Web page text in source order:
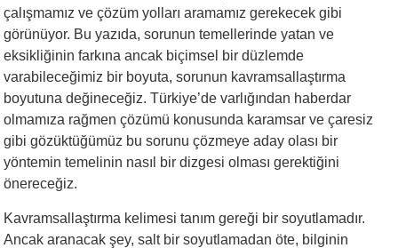
çalışmamız ve çözüm yolları aramamız gerekecek gibi
görünüyor. Bu yazıda, sorunun temellerinde yatan ve
eksikliğinin farkına ancak biçimsel bir düzlemde
varabileceğimiz bir boyuta, sorunun kavramsallaştırma
boyutuna değineceğiz. Türkiye’de varlığından haberdar
olmamıza rağmen çözümü konusunda karamsar ve çaresiz
gibi gözüktüğümüz bu sorunu çözmeye aday olası bir
yöntemin temelinin nasıl bir dizgesi olması gerektiğini
önereceğiz.
Kavramsallaştırma kelimesi tanım gereği bir soyutlamadır.
Ancak aranacak şey, salt bir soyutlamadan öte, bilginin